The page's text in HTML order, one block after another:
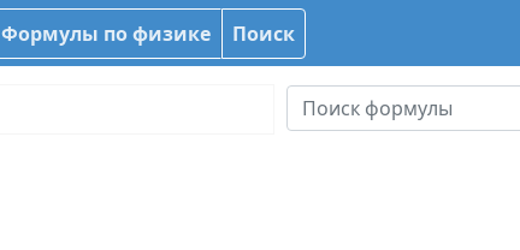
Формулы по физике Поиск